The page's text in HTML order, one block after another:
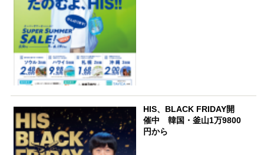
HIS、BLACK FRIDAY開
催中 韓国・釜山1万9800
円から